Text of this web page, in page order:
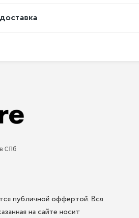
СПб
публичной оффертой. Вся
на сайте носит